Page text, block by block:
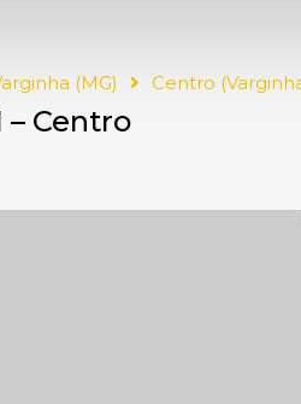
(MG) Centro
– Centro